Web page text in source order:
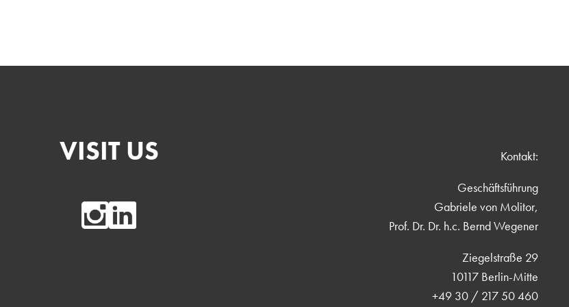
VISIT US
Kontakt:
Geschäftsführung
Gabriele von Molitor,
Prof. Dr. Dr. h.c. Bernd Wegener
Ziegelstraße 29
10117 Berlin-Mitte
+49 30 / 217 50 460